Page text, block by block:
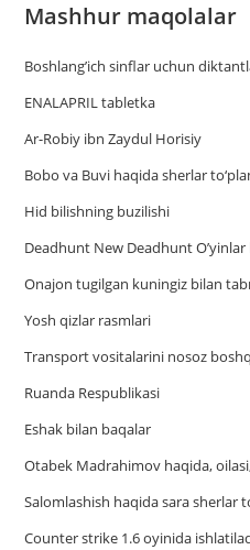
Mashhur maqolalar
Boshlang’ich sinflar uchun
ENALAPRIL tabletka
Ar-Robiy ibn Zaydul Horisiy
Bobo va Buvi haqida sherlar
Hid bilishning buzilishi
Deadhunt New Deadhunt
Onajon tugilgan kuningiz bilan
Yosh qizlar rasmlari
Trаnsport vositаlаrini nosoz
Ruanda Respublikasi
Eshak bilan baqalar
Otabek Madrahimov haqida,
Salomlashish haqida sara sherlar
Counter strike 1.6 oyinida